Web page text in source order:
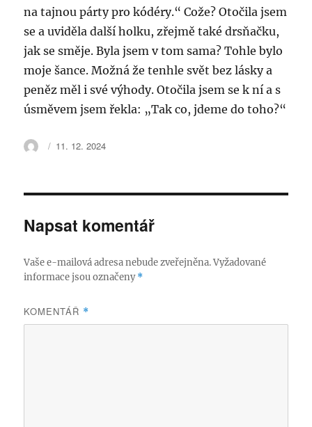
na tajnou párty pro kódéry.“ Cože? Otočila jsem
se a uviděla další holku, zřejmě také drsňačku,
jak se směje. Byla jsem v tom sama? Tohle bylo
moje šance. Možná že tenhle svět bez lásky a
peněz měl i své výhody. Otočila jsem se k ní a s
úsměvem jsem řekla: „Tak co, jdeme do toho?“
Autor:Publikováno:
11. 12. 2024
Napsat komentář
Vaše e-mailová adresa nebude zveřejněna. Vyžadované
informace jsou označeny*
KOMENTÁŘ *